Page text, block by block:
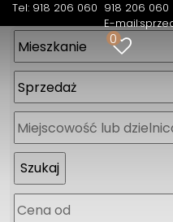
Tel: 918 206 060 918 206 060
E-mail:
0